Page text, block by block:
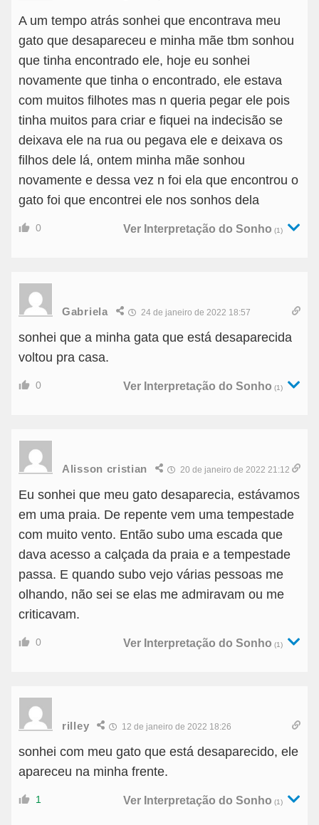
A um tempo atrás sonhei que encontrava meu
gato que desapareceu e minha mãe tbm sonhou
que tinha encontrado ele, hoje eu sonhei
novamente que tinha o encontrado, ele estava
com muitos filhotes mas n queria pegar ele pois
tinha muitos para criar e fiquei na indecisão se
deixava ele na rua ou pegava ele e deixava os
filhos dele lá, ontem minha mãe sonhou
novamente e dessa vez n foi ela que encontrou o
gato foi que encontrei ele nos sonhos dela
0 Ver Interpretação do Sonho (1)
Gabriela 24 de janeiro de 2022 18:57
sonhei que a minha gata que está desaparecida
voltou pra casa.
0 Ver Interpretação do Sonho (1)
Alisson cristian 20 de janeiro de 2022 21:12
Eu sonhei que meu gato desaparecia, estávamos
em uma praia. De repente vem uma tempestade
com muito vento. Então subo uma escada que
dava acesso a calçada da praia e a tempestade
passa. E quando subo vejo várias pessoas me
olhando, não sei se elas me admiravam ou me
criticavam.
0 Ver Interpretação do Sonho (1)
rilley 12 de janeiro de 2022 18:26
sonhei com meu gato que está desaparecido, ele
apareceu na minha frente.
1 Ver Interpretação do Sonho (1)